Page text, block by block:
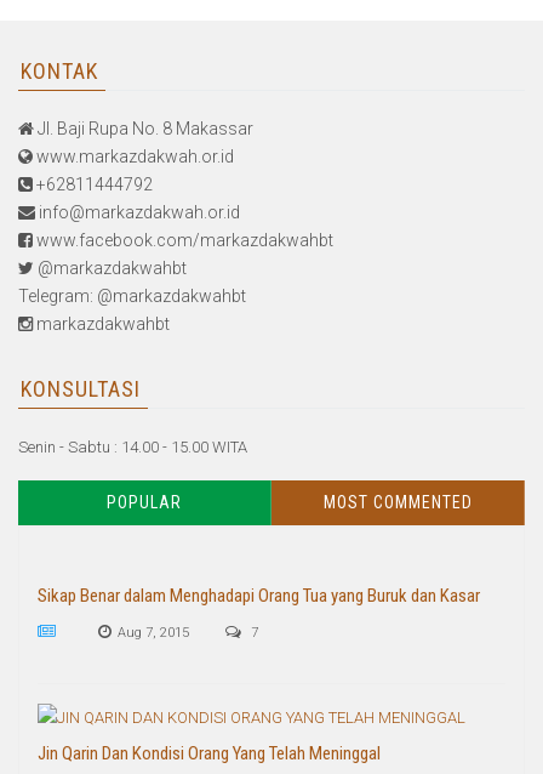
KONTAK
Jl. Baji Rupa No. 8 Makassar
www.markazdakwah.or.id
+62811444792
info@markazdakwah.or.id
www.facebook.com/markazdakwahbt
@markazdakwahbt
Telegram: @markazdakwahbt
markazdakwahbt
KONSULTASI
Senin - Sabtu : 14.00 - 15.00 WITA
POPULAR MOST COMMENTED
Sikap Benar dalam Menghadapi Orang Tua yang Buruk dan Kasar
Aug 7, 2015 7
Jin Qarin Dan Kondisi Orang Yang Telah Meninggal